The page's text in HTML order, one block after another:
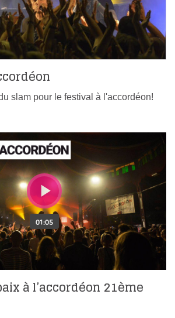
slam pour le festival à l'accordéon!
à l’accordéon 21ème